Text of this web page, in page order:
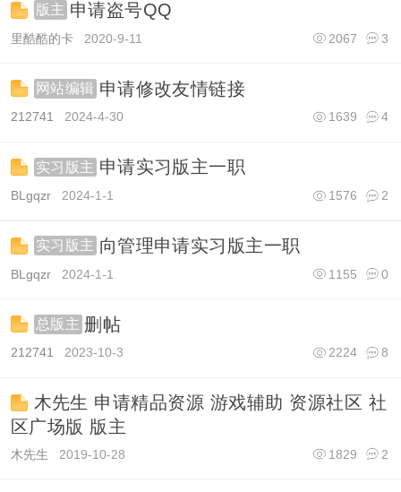
版主 申请盗号QQ
里酷酷的卡 2020-9-11 3
2067
网站编辑 申请修改友情链接
212741 2024-4-30 4
1639
实习版主 申请实习版主一职
BLgqzr2024-1-1 2
1576
实习版主 向管理申请实习版主一职
BLgqzr2024-1-1 0
1155
总版主 删帖
212741 2023-10-3 8
2224
木先生 申请精品资源 游戏辅助 资源社区 社
区广场版 版主
木先生 2019-10-28 2
1829